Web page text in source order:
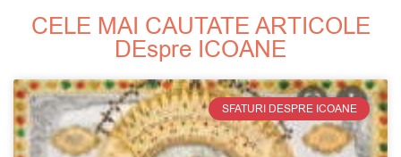
CELE MAI CAUTATE ARTICOLE
DEspre ICOANE
SFATURI DESPRE ICOANE